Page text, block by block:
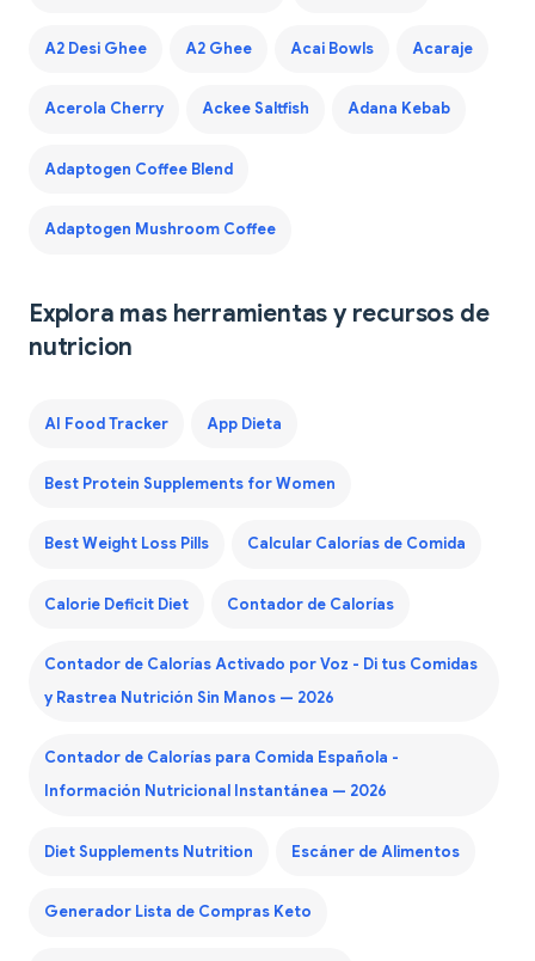
A2 Desi Ghee A2 Ghee Acai Bowls Acaraje
Acerola Cherry Ackee Saltfish Adana Kebab
Adaptogen Coffee Blend
Adaptogen Mushroom Coffee
Explora mas herramientas y recursos de
nutricion
AI Food Tracker App Dieta
Best Protein Supplements for Women
Best Weight Loss Pills Calcular Calorías de Comida
Calorie Deficit Diet Contador de Calorías
Contador de Calorías Activado por Voz - Di tus Comidas
y Rastrea Nutrición Sin Manos — 2026
Contador de Calorías para Comida Española -
Información Nutricional Instantánea — 2026
Diet Supplements Nutrition Escáner de Alimentos
Generador Lista de Compras Keto